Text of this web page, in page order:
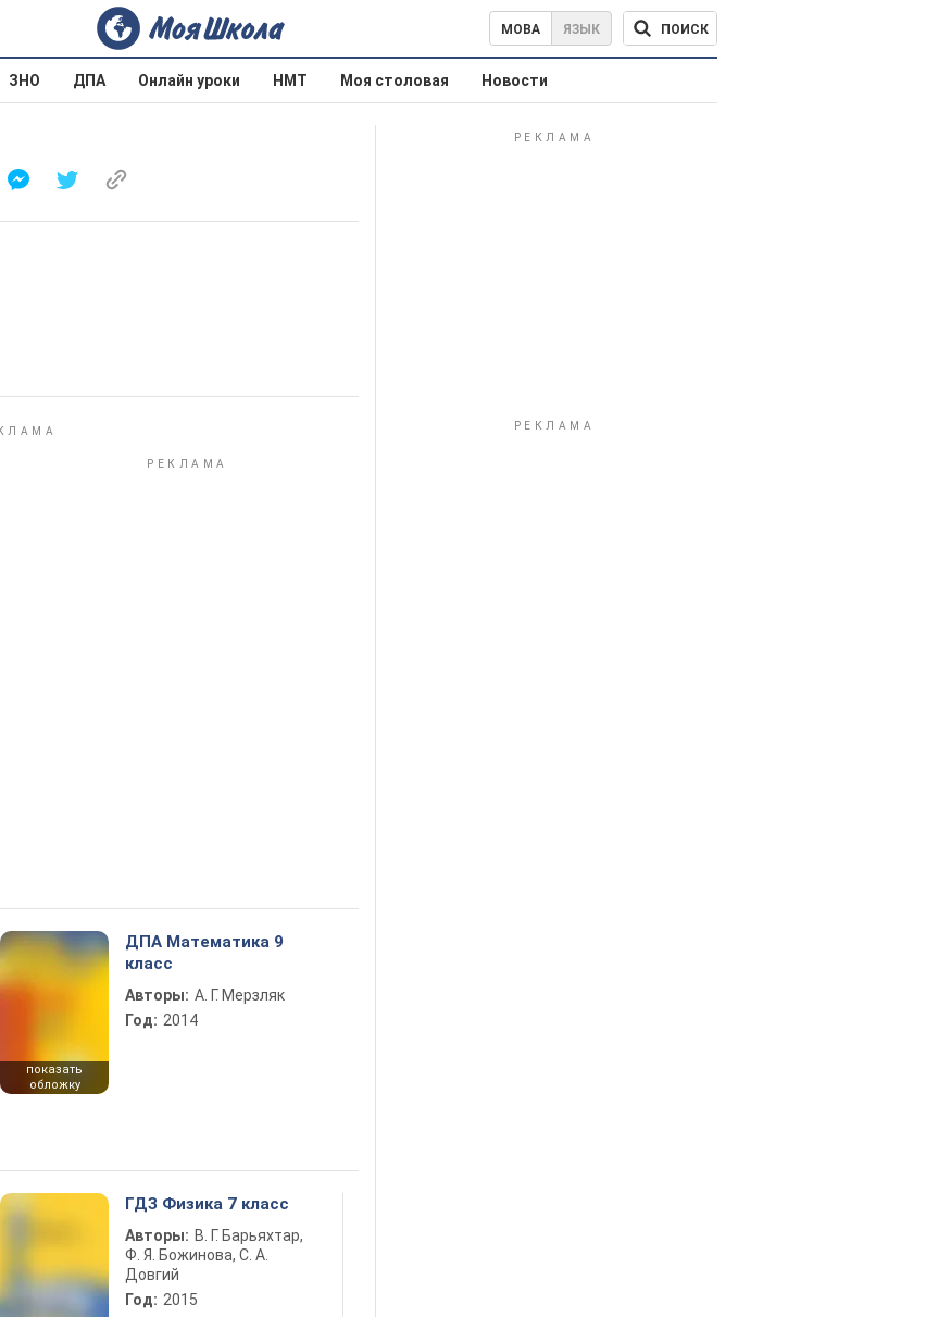
МОВА ЯЗЫК ПОИСК
ЗНО ДПА Онлайн уроки НМТ Моя столовая Новости
показать
обложку
ДПА Математика 9
класс
Авторы: А. Г. Мерзляк
Год: 2014
ГДЗ Физика 7 класс
Авторы: В. Г. Барьяхтар,
Ф. Я. Божинова, С. А.
Довгий
Год: 2015